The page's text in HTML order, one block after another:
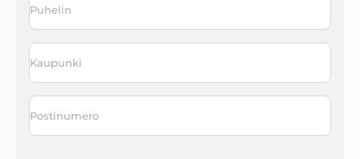
Kaupunki
Postinumero